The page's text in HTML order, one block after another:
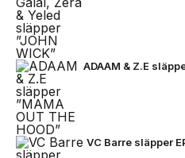
ADAAM & Z.E
VC Barre släpper